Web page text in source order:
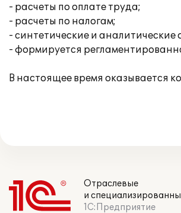
- расчеты по оплате труда;
- расчеты по налогам;
- синтетические и аналитические
- формируется
В настоящее время оказывается
Отраслевые
и
1С:Предприятие